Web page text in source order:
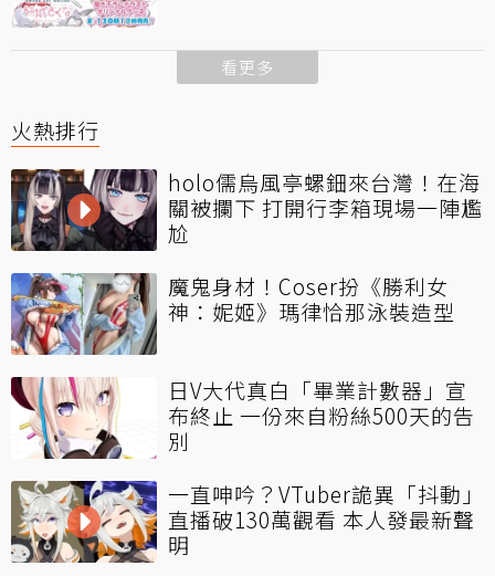
看更多
火熱排行
holo儒烏風亭螺鈿來台灣！在海
關被攔下 打開行李箱現場一陣尷
尬
魔鬼身材！Coser扮《勝利女
神：妮姬》瑪律恰那泳裝造型
日V大代真白「畢業計數器」宣
布終止 一份來自粉絲500天的告
別
一直呻吟？VTuber詭異「抖動」
直播破130萬觀看 本人發最新聲
明